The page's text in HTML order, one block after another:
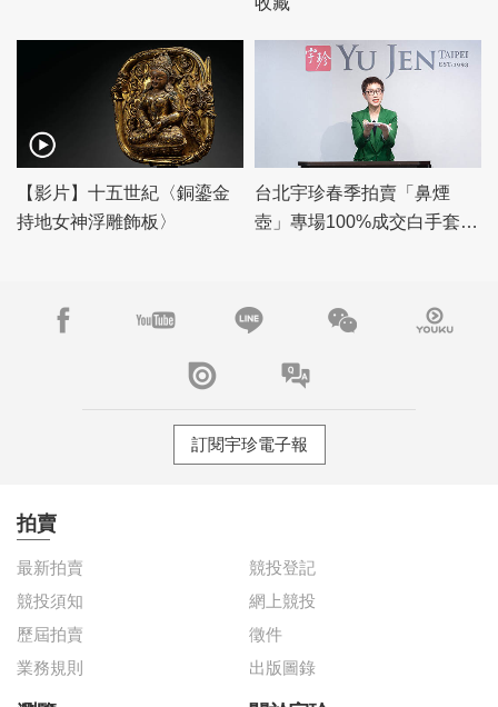
【影片】十五世紀〈銅鎏金
持地女神浮雕飾板〉
台北宇珍春季拍賣「鼻煙
壺」專場100%成交白手套，
訂閱宇珍電子報
拍賣
最新拍賣
競投登記
競投須知
網上競投
歷屆拍賣
徵件
業務規則
出版圖錄